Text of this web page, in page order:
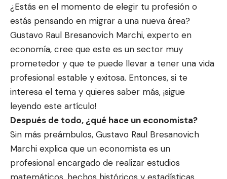
¿Estás en el momento de elegir tu profesión o
estás pensando en migrar a una nueva área?
Gustavo Raul Bresanovich Marchi, experto en
economía, cree que este es un sector muy
prometedor y que te puede llevar a tener una vida
profesional estable y exitosa. Entonces, si te
interesa el tema y quieres saber más, ¡sigue
leyendo este artículo!
Después de todo, ¿qué hace un economista?
Sin más preámbulos, Gustavo Raul Bresanovich
Marchi explica que un economista es un
profesional encargado de realizar estudios
matemáticos, hechos históricos y estadísticas